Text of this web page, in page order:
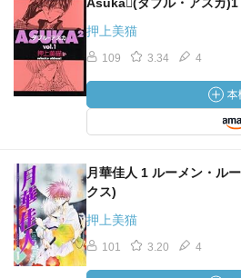
押上美猫
109 3.34 4
月華佳人 1 ルーメン・ル
クス)
押上美猫
101 3.20 4